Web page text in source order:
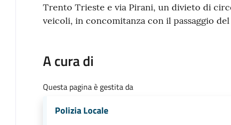
Trento Trieste e via Pirani, un divieto di
veicoli, in concomitanza con il passaggio
A cura di
Questa pagina è gestita da
Polizia Locale